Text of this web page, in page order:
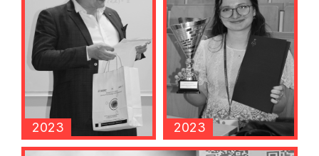
2023 2023